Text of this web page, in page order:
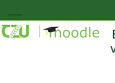
Boční panel